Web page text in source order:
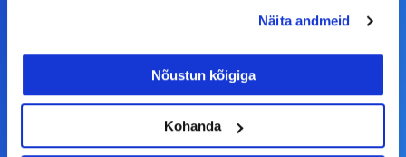
Näita andmeid
Nõustun kõigiga
Kohanda
Kasutustingimused
Tööandjale
Lisa töökuulutus CV.ee lehele